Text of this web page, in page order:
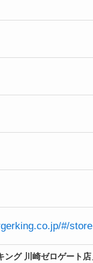
#/store
ング 川崎ゼロゲート